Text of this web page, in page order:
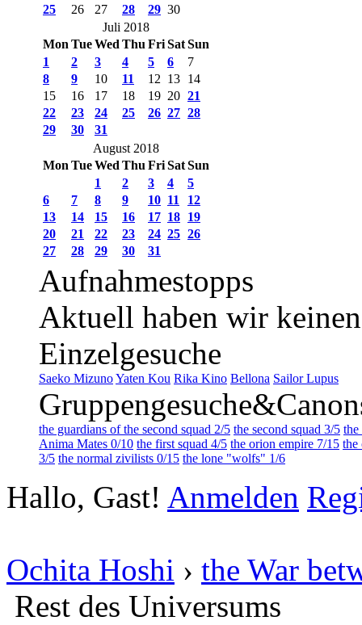
25
26 27 28 29 30
Juli 2018
Mon TueWed Thu FriSatSun
1
2 3 4 5 6
7
8
9 10 11 12 13 14
15
16 17 18 19 20 21
22
23 24 25 26 27 28
29
30
31
August 2018
Mon TueWed Thu FriSatSun
1
2 3 4
5
6
7 8 9 10 11
12
13
14 15 16 17 18 19
20
21 22 23 24 25 26
27
28 29 30 31
Aufnahmestopps
Aktuell haben wir
Einzelgesuche
Saeko MizunoYaten Kou Rika Kino Bellona Sailor Lupus
the guardians of the second squad 2/5 the second squad 3/5 the
Anima Mates 0/10 the first squad 4/5 the orion empire 7/15 the
3/5 the normal zivilists 0/15 the lone "wolfs" 1/6
Hallo, Gast! Anmelden
Ochita Hoshi › the War
Rest des Universums